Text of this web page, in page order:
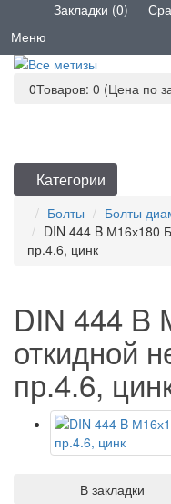
Закладки (0)
Меню
0Товаров: 0 (Цена по
Категории
Болты
Болты
DIN 444 B М16х180
пр.4.6, цинк
DIN 444 B
откидной
пр.4.6,
В закладки